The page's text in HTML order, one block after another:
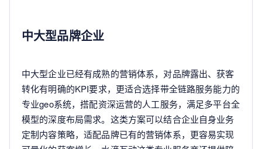
中大型品牌企业
中大型企业已经有成熟的营销体系，对品牌露出、获客
转化有明确的KPI要求，更适合选择带全链路服务能力的
专业geo系统，搭配资深运营的人工服务，满足多平台全
模型的深度布局需求。这类方案可以结合企业自身业务
定制内容策略，适配品牌已有的营销体系，更容易实现